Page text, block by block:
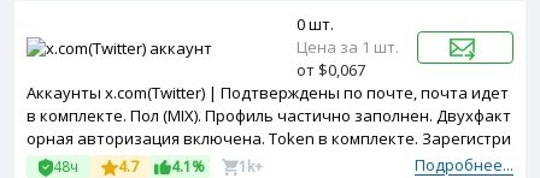
Аккаунты x.com(Twitter) | Подтверждены по почте, почта идет
в комплекте. Пол (MIX). Профиль частично заполнен. Двухфакт
орная авторизация включена. Token в комплекте. Зарегистри
рованы с MIX ip.
Подробнее...
48ч 4.7 4.1% 1k+
0 шт.
Цена за 1 шт.
от $0,067